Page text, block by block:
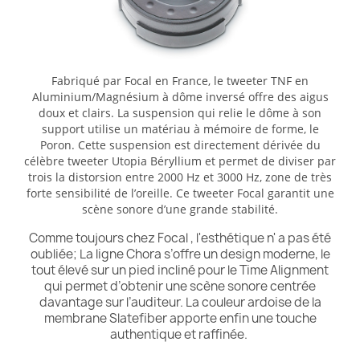
Fabriqué par Focal en France, le tweeter TNF en
Aluminium/Magnésium à dôme inversé offre des aigus
doux et clairs. La suspension qui relie le dôme à son
support utilise un matériau à mémoire de forme, le
Poron. Cette suspension est directement dérivée du
célèbre tweeter Utopia Béryllium et permet de diviser par
trois la distorsion entre 2000 Hz et 3000 Hz, zone de très
forte sensibilité de l’oreille. Ce tweeter Focal garantit une
scène sonore d’une grande stabilité.
Comme toujours chez Focal , l'esthétique n' a pas été
oubliée; La ligne Chora s’offre un design moderne, le
tout élevé sur un pied incliné pour le Time Alignment
qui permet d’obtenir une scène sonore centrée
davantage sur l’auditeur. La couleur ardoise de la
membrane Slatefiber apporte enfin une touche
authentique et raffinée.